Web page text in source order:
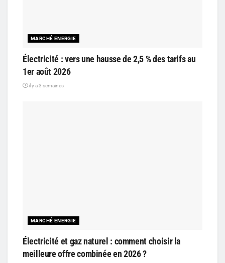
MARCHÉ ENERGIE
Électricité : vers une hausse de 2,5 % des tarifs au
1er août 2026
il y a 3 semaines
MARCHÉ ENERGIE
Électricité et gaz naturel : comment choisir la
meilleure offre combinée en 2026 ?